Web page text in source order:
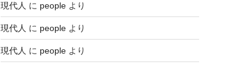
現代人 に peopleより
現代人 に peopleより
現代人 に peopleより